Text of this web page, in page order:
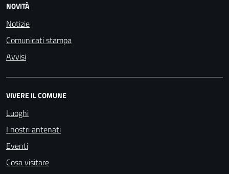
NOVITÀ
Notizie
Comunicati stampa
Avvisi
VIVERE IL COMUNE
Luoghi
I nostri antenati
Eventi
Cosa visitare